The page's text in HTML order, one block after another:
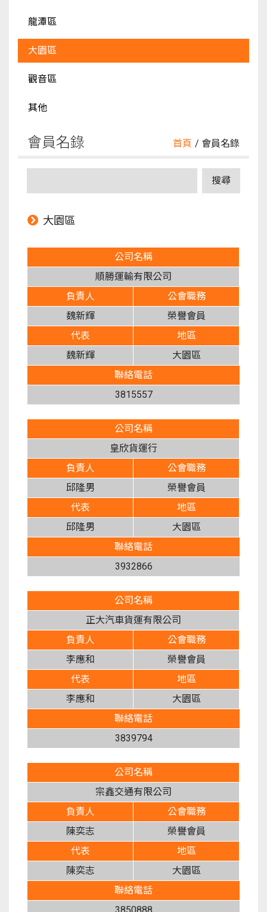
龍潭區
大園區
觀音區
其他
會員名錄 首頁 / 會員名錄
大園區
公司名稱
順勝運輸有限公司
負責人
魏新輝
公會職務
榮譽會員
代表
魏新輝
地區
大園區
聯絡電話
3815557
公司名稱
皇欣貨運行
負責人
邱隆男
公會職務
榮譽會員
代表
邱隆男
地區
大園區
聯絡電話
3932866
公司名稱
正大汽車貨運有限公司
負責人
李應和
公會職務
榮譽會員
代表
李應和
地區
大園區
聯絡電話
3839794
公司名稱
宗鑫交通有限公司
負責人
陳奕志
公會職務
榮譽會員
代表
陳奕志
地區
大園區
聯絡電話